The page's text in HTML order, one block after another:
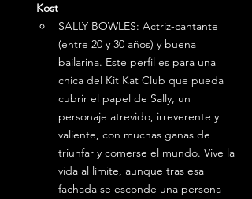
Kost
SALLY BOWLES: Actriz-cantante
(entre 20 y 30 años) y buena
bailarina. Este perfil es para una
chica del Kit Kat Club que pueda
cubrir el papel de Sally, un
personaje atrevido, irreverente y
valiente, con muchas ganas de
triunfar y comerse el mundo. Vive la
vida al límite, aunque tras esa
fachada se esconde una persona